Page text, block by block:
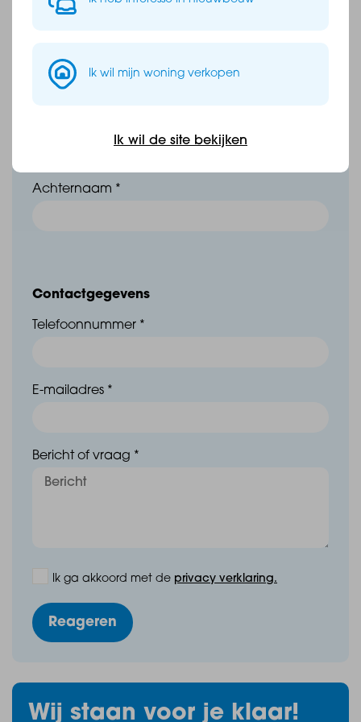
Voornaam *
Achternaam *
Contactgegevens
Telefoonnummer *
E-mailadres *
Bericht of vraag *
Ik ga akkoord met de privacy verklaring.
Reageren
Wij staan voor je klaar!
Ik wil mijn woning verkopen
Ik wil de site bekijken